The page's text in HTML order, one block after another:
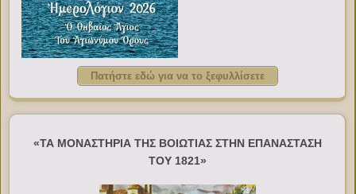
Πατήστε εδώ για να το ξεφυλλίσετε
«ΤΑ ΜΟΝΑΣΤΗΡΙΑ ΤΗΣ ΒΟΙΩΤΙΑΣ ΣΤΗΝ ΕΠΑΝΑΣΤΑΣΗ
ΤΟΥ 1821»